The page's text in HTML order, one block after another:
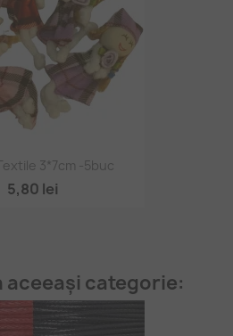
3*7cm -5buc
5,80 lei
aceeași categorie: